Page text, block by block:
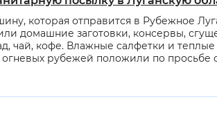
которая отправится в Рубежное
домашние заготовки, консервы,
чай, кофе. Влажные салфетки и
рубежей положили по просьбе